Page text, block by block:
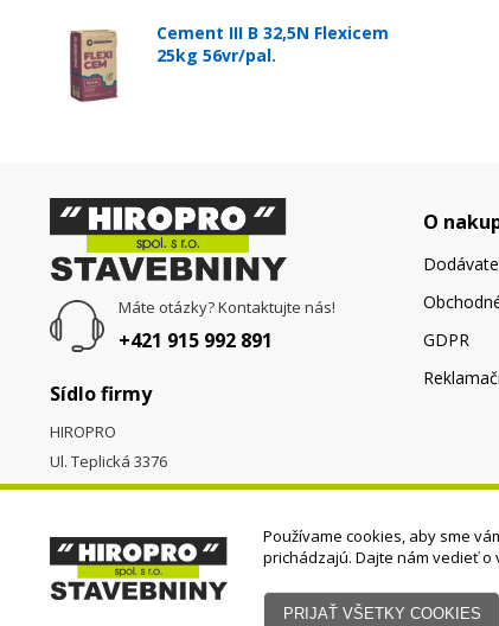
Cement III B 32,5N Flexicem
25kg 56vr/pal.
Máte otázky? Kontaktujte nás!
+421 915 992 891
Sídlo firmy
HIROPRO
Ul. Teplická 3376
058 01Poprad
O
GDPR
Používame cookies, aby sme
prichádzajú. Dajte nám vedieť